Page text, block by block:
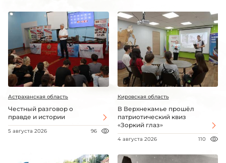
Астраханская область
Честный разговор о
правде и истории
5 августа 2026 96
Кировская область
В Верхнекамье прошёл
патриотический квиз
«Зоркий глаз»
4 августа 2026 110